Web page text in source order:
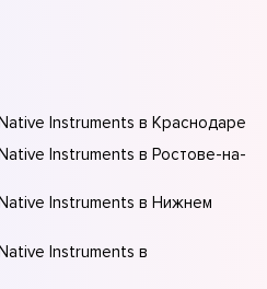
Instruments в Краснодаре
Instruments в Ростове-на-
Instruments в Нижнем
Instruments в